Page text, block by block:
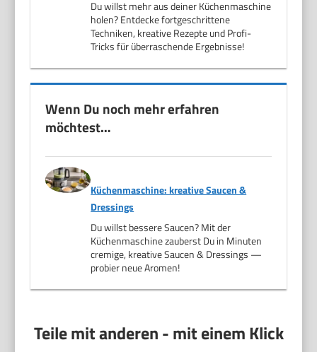
Du willst mehr aus deiner Küchenmaschine
holen? Entdecke fortgeschrittene
Techniken, kreative Rezepte und Profi-
Tricks für überraschende Ergebnisse!
Wenn Du noch mehr erfahren
möchtest…
Küchenmaschine: kreative Saucen &
Dressings
Du willst bessere Saucen? Mit der
Küchenmaschine zauberst Du in Minuten
cremige, kreative Saucen & Dressings —
probier neue Aromen!